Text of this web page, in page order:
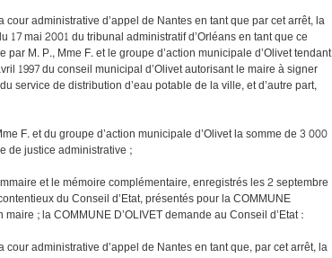
cour administrative d’appel de Nantes en tant que par cet arrêt, la
17 mai 2001 du tribunal administratif d’Orléans en tant que ce
M. P., Mme F. et le groupe d’action municipale d’Olivet tendant
1997 du conseil municipal d’Olivet autorisant le maire à signer
service de distribution d’eau potable de la ville, et d’autre part,
F. et du groupe d’action municipale d’Olivet la somme de 3 000
de justice administrative ;
et le mémoire complémentaire, enregistrés les 2 septembre
du Conseil d’Etat, présentés pour la COMMUNE
; la COMMUNE D’OLIVET demande au Conseil d’Etat :
cour administrative d’appel de Nantes en tant que, par cet arrêt, la